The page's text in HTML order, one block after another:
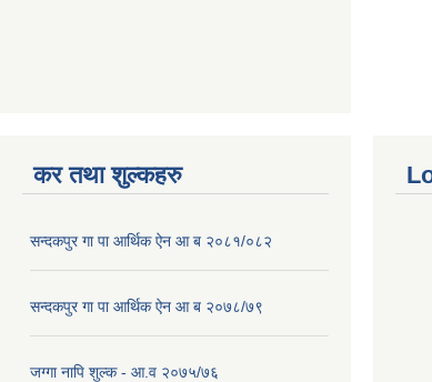
कर तथा शुल्कहरु
सन्दकपुर गा पा आर्थिक ऐन आ ब २०८१/०८२
सन्दकपुर गा पा आर्थिक ऐन आ ब २०७८/७९
जग्गा नापि शुल्क - आ.व २०७५/७६